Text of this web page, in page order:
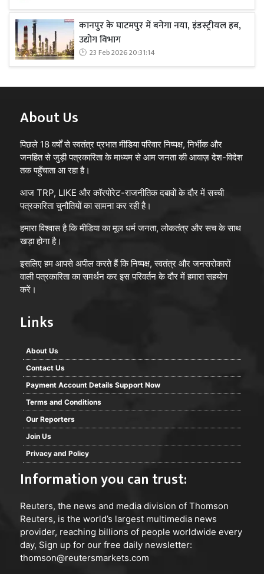
कानपुर के घाटमपुर में बनेगा नया, इंडस्ट्रीयल हब,
उद्योग विभाग
23 Feb 2026 20:31:14
About Us
पिछले 18 वर्षों से स्वतंत्र प्रभात मीडिया परिवार निष्पक्ष, निर्भीक और
जनहित से जुड़ी पत्रकारिता के माध्यम से आम जनता की आवाज़ देश-विदेश
तक पहुँचाता आ रहा है।
आज TRP, LIKE और कॉरपोरेट-राजनीतिक दबावों के दौर में सच्ची
पत्रकारिता चुनौतियों का सामना कर रही है।
हमारा विश्वास है कि मीडिया का मूल धर्म जनता, लोकतंत्र और सच के साथ
खड़ा होना है।
इसलिए हम आपसे अपील करते हैं कि निष्पक्ष, स्वतंत्र और जनसरोकारों
वाली पत्रकारिता का समर्थन कर इस परिवर्तन के दौर में हमारा सहयोग
करें।
Links
About Us
Contact Us
Payment Account Details Support Now
Terms and Conditions
Our Reporters
Join Us
Privacy and Policy
Information you can trust:
Reuters, the news and media division of Thomson
Reuters, is the world’s largest multimedia news
provider, reaching billions of people worldwide every
day, Sign up for our free daily newsletter:
thomson@reutersmarkets.com